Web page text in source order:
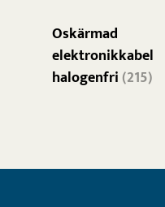
Oskärmad
elektronikkabel
halogenfri (215)